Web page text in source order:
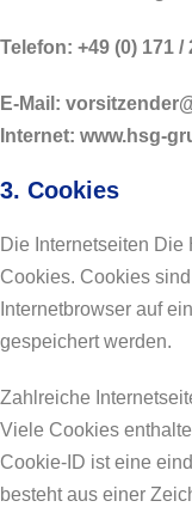
Telefon: +49 (0) 171 /
E-Mail:
Internet: www.hsg-
3. Cookies
Die Internetseiten Die
Cookies. Cookies
Internetbrowser auf
gespeichert werden.
Zahlreiche
Viele Cookies
Cookie-ID ist eine
besteht aus einer